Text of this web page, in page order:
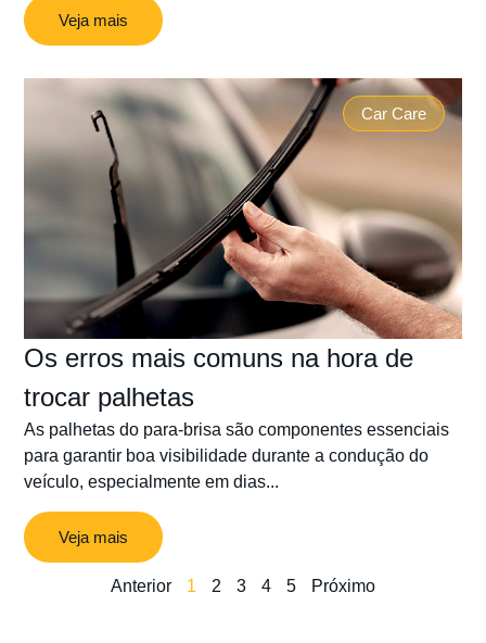
Veja mais
Car Care
Os erros mais comuns na hora de
trocar palhetas
As palhetas do para-brisa são componentes essenciais
para garantir boa visibilidade durante a condução do
veículo, especialmente em dias...
Veja mais
Anterior 1 2 3 4 5 Próximo